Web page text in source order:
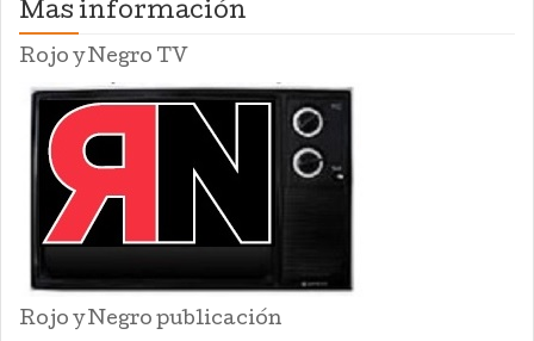
Mas información
Rojo y Negro TV
Rojo y Negro publicación